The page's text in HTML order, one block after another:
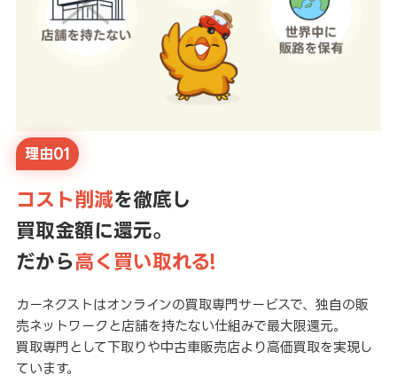
理由01
コスト削減を徹底し
買取金額に還元。
だから高く買い取れる!
カーネクストはオンラインの買取専門サービスで、独自の販
売ネットワークと店舗を持たない仕組みで最大限還元。
買取専門として下取りや中古車販売店より高価買取を実現し
ています。